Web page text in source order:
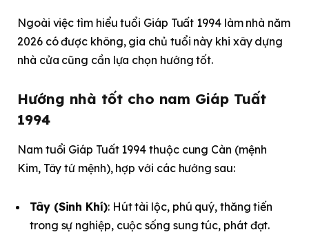
Ngoài việc tìm hiểu tuổi Giáp Tuất 1994 làm nhà năm
2026 có được không, gia chủ tuổi này khi xây dựng
nhà cửa cũng cần lựa chọn hướng tốt.
Hướng nhà tốt cho nam Giáp Tuất
1994
Nam tuổi Giáp Tuất 1994 thuộc cung Càn (mệnh
Kim, Tây tứ mệnh), hợp với các hướng sau:
Tây (Sinh Khí): Hút tài lộc, phú quý, thăng tiến
trong sự nghiệp, cuộc sống sung túc, phát đạt.